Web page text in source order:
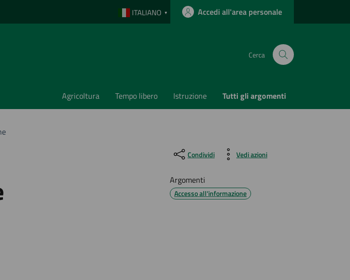
ITALIANO ▼ Accedi all'area personale
Cerca
Agricoltura Tempo libero Istruzione Tutti gli argomenti
Condividi Vedi azioni
Argomenti
Accesso all'informazione